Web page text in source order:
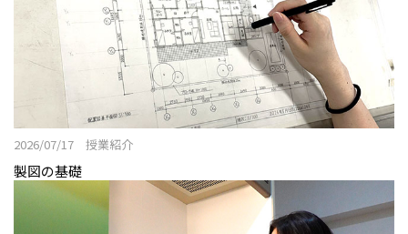
2026/07/17 授業紹介
製図の基礎